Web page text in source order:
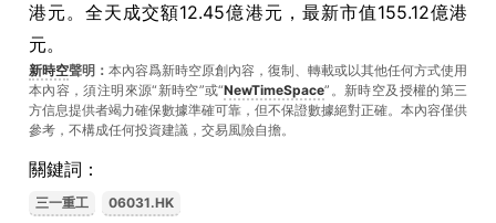
港元。全天成交額12.45億港元，最新市值155.12億港
元。
新時空聲明： 本內容爲新時空原創內容，復制、轉載或以其他任何方式使用
本內容，須注明來源“新時空”或“NewTimeSpace”。新時空及授權的第三
方信息提供者竭力確保數據準確可靠，但不保證數據絕對正確。本內容僅供
參考，不構成任何投資建議，交易風險自擔。
關鍵詞：
三一重工 06031.HK